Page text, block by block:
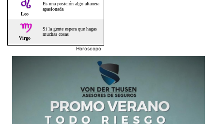
Horoscopo